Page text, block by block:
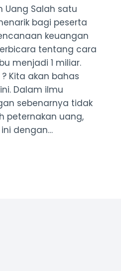
Uang Salah satu
bagi peserta
keuangan
tentang cara
menjadi 1 miliar.
Kita akan bahas
Dalam ilmu
sebenarnya tidak
peternakan uang,
dengan…